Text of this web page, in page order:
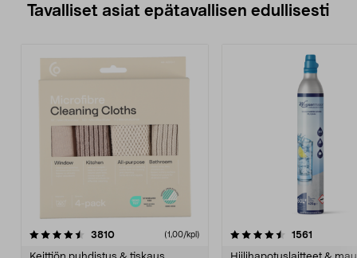
Tavalliset asiat epätavallisen edullisesti
3810arvostelut (1,00/kpl)
4.5viidestä
1561
4.5viidestä